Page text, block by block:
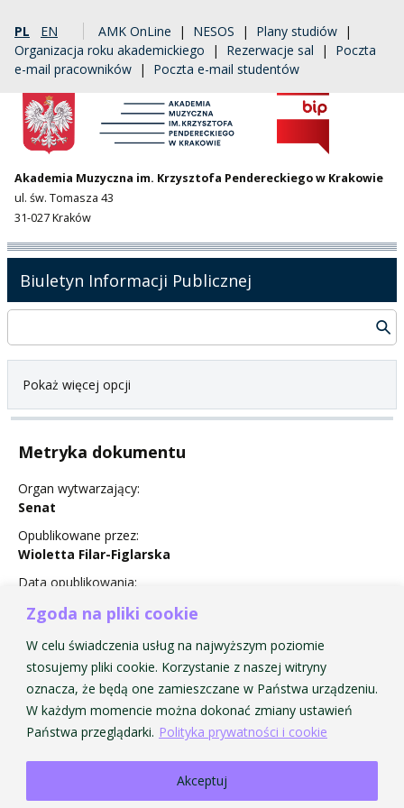
Zgoda na pliki cookie
W celu świadczenia usług na najwyższym poziomie
stosujemy pliki cookie. Korzystanie z naszej witryny
oznacza, że będą one zamieszczane w Państwa urządzeniu.
W każdym momencie można dokonać zmiany ustawień
Państwa przeglądarki. Polityka prywatności i cookie
Akceptuj
PL EN AMK OnLine | NESOS | Plany studiów |
Organizacja roku akademickiego | Rezerwacje sal | Poczta
e-mail pracowników | Poczta e-mail studentów
Akademia Muzyczna im. Krzysztofa Pendereckiego w Krakowie
ul. św. Tomasza 43
31-027 Kraków
Biuletyn Informacji Publicznej
Pokaż więcej opcji
Metryka dokumentu
Organ wytwarzający:
Senat
Opublikowane przez:
Wioletta Filar-Figlarska
Data opublikowania:
Obowiązuje
Strona Główna AMKP Strona Główna BIP